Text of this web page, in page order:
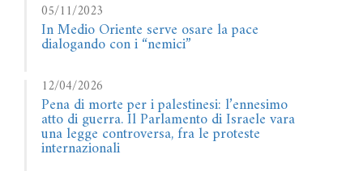
05/11/2023
In Medio Oriente serve osare la pace
dialogando con i “nemici”
12/04/2026
Pena di morte per i palestinesi: l’ennesimo
atto di guerra. Il Parlamento di Israele vara
una legge controversa, fra le proteste
internazionali